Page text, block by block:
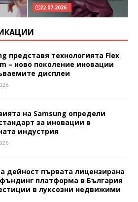
22.07.2026
представя технологията Flex
– ново поколение иновации
дисплеи
на Samsung определи
за иновации в
индустрия
дейност първата лицензирана
платформа в България
в луксозни недвижими